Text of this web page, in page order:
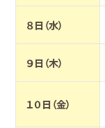
８日（水）
９日（木）
１０日（金）